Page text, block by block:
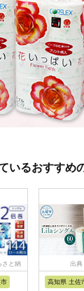
いるおすすめ
さと納
出典
高知県 土佐